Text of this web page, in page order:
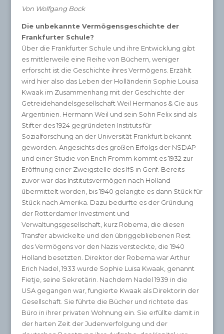
Von Wolfgang Bock
Die unbekannte Vermögensgeschichte der
Frankfurter Schule?
Über die Frankfurter Schule und ihre Entwicklung gibt
es mittlerweile eine Reihe von Büchern, weniger
erforscht ist die Geschichte ihres Vermögens. Erzählt
wird hier also das Leben der Holländerin Sophie Louisa
Kwaak im Zusammenhang mit der Geschichte der
Getreidehandelsgesellschaft Weil Hermanos & Cie aus
Argentinien. Hermann Weil und sein Sohn Felix sind als
Stifter des 1924 gegründeten Instituts für
Sozialforschung an der Universität Frankfurt bekannt
geworden. Angesichts des großen Erfolgs der NSDAP
und einer Studie von Erich Fromm kommt es 1932 zur
Eröffnung einer Zweigstelle des IfS in Genf. Bereits
zuvor war das Institutsvermögen nach Holland
übermittelt worden, bis 1940 gelangte es dann Stück für
Stück nach Amerika. Dazu bedurfte es der Gründung
der Rotterdamer Investment und
Verwaltungsgesellschaft, kurz Robema, die diesen
Transfer abwickelte und den übriggebliebenen Rest
des Vermögens vor den Nazis versteckte, die 1940
Holland besetzten. Direktor der Robema war Arthur
Erich Nadel, 1933 wurde Sophie Luisa Kwaak, genannt
Fietje, seine Sekretärin. Nachdem Nadel 1939 in die
USA gegangen war, fungierte Kwaak als Direktorin der
Gesellschaft. Sie führte die Bücher und richtete das
Büro in ihrer privaten Wohnung ein. Sie erfüllte damit in
der harten Zeit der Judenverfolgung und der